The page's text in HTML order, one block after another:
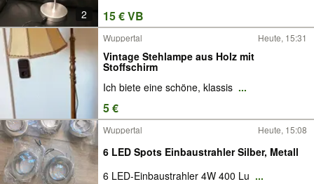
2 15 € VB
Wuppertal Heute, 15:31
Vintage Stehlampe aus Holz mit
Stoffschirm
Ich biete eine schöne, klassis ...
5 €
Wuppertal Heute, 15:08
6 LED Spots Einbaustrahler Silber, Metall
6 LED-Einbaustrahler 4W 400 Lu ...